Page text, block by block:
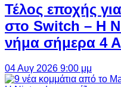
Τέλος εποχής
στο Switch – Η
νήμα σήμερα 4
04 Αυγ 2026 9:00 μμ